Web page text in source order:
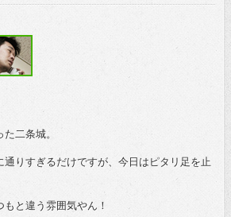
二条城。
通りすぎるだけですが、今日はピタリ足を止
と違う雰囲気やん！